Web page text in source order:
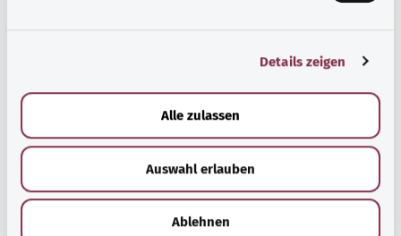
Details zeigen
Alle zulassen
Auswahl erlauben
Ablehnen
gesund.bund.de
Bundesministerium für
Gesundheit (Федеральное